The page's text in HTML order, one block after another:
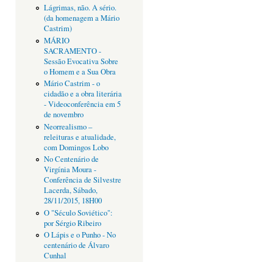
Lágrimas, não. A sério.
(da homenagem a Mário
Castrim)
MÁRIO
SACRAMENTO -
Sessão Evocativa Sobre
o Homem e a Sua Obra
Mário Castrim - o
cidadão e a obra literária
- Videoconferência em 5
de novembro
Neorrealismo –
releituras e atualidade,
com Domingos Lobo
No Centenário de
Virgínia Moura -
Conferência de Silvestre
Lacerda, Sábado,
28/11/2015, 18H00
O "Século Soviético":
por Sérgio Ribeiro
O Lápis e o Punho - No
centenário de Álvaro
Cunhal